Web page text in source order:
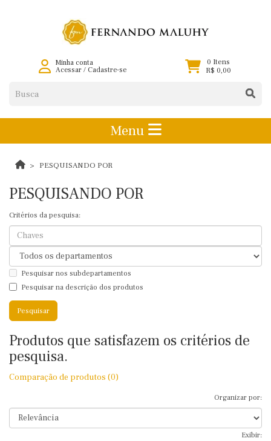
Minha conta
Acessar/ Cadastre-se
0 Itens
R$ 0,00
Menu
PESQUISANDO POR
PESQUISANDO POR
Critérios da pesquisa:
Pesquisar nos subdepartamentos
Pesquisar na descrição dos produtos
Produtos que satisfazem os critérios de
pesquisa.
Comparação de produtos (0)
Organizar por:
Exibir: